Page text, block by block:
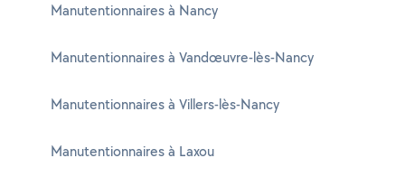
Manutentionnaires à Nancy
Manutentionnaires à Vandœuvre-lès-Nancy
Manutentionnaires à Villers-lès-Nancy
Manutentionnaires à Laxou